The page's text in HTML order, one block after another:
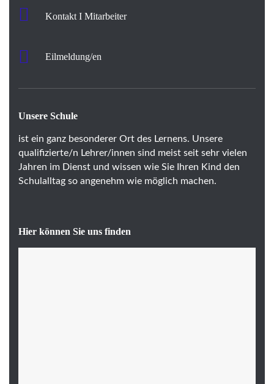
Kontakt I Mitarbeiter
Eilmeldung/en
Unsere Schule
ist ein ganz besonderer Ort des Lernens. Unsere
qualifizierte/n Lehrer/innen sind meist seit sehr vielen
Jahren im Dienst und wissen wie Sie Ihren Kind den
Schulalltag so angenehm wie möglich machen.
Hier können Sie uns finden